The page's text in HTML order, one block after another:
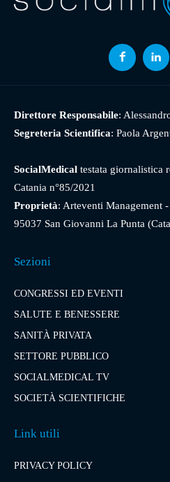
Direttore Responsabile:
Segreteria Scientifica: Paola
SocialMedical testata giornalistica
Catania n°85/2021
Proprietà: Arteventi Management
95037 San Giovanni La Punta
Sezioni
CONGRESSI ED EVENTI
SALUTE E BENESSERE
SANITÀ PRIVATA
SETTORE PUBBLICO
SOCIALMEDICAL TV
SOCIETÀ SCIENTIFICHE
Link utili
PRIVACY POLICY